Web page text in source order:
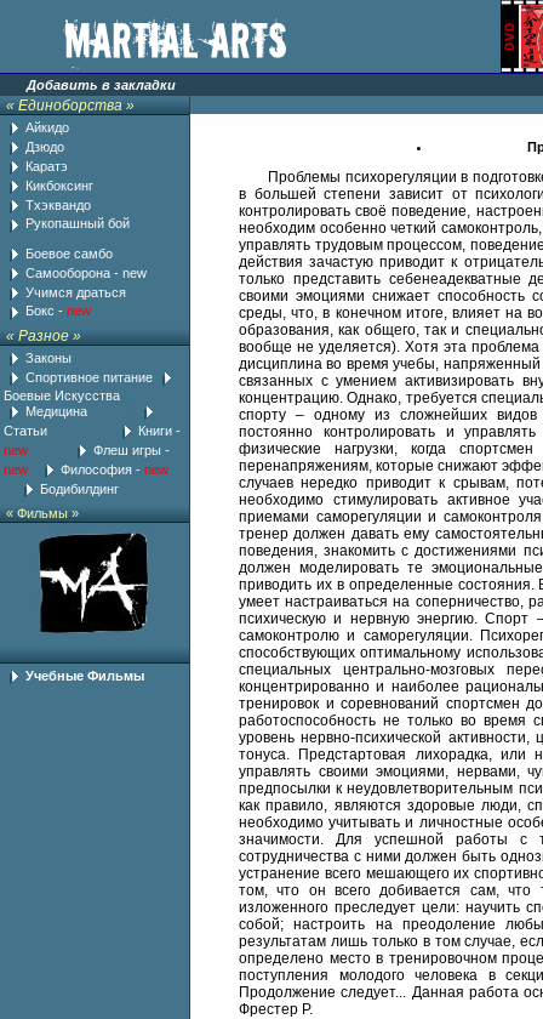
Добавить в закладки
«Единоборства»
Айкидо
Дзюдо
Каратэ
Кикбоксинг
Тхэквандо
Рукопашный бой
Боевое самбо
Самооборона - new
Учимся драться
Бокс - new
«Разное»
Законы
Спортивное питание
Боевые Искусства
Медицина
Статьи
Книги -
new
Флеш игры -
new
Философия - new
Бодибилдинг
« Фильмы »
Учебные Фильмы
Проблемы психорегуляции в
в большей степени зависит от
контролировать своё поведение,
необходим особенно четкий
управлять трудовым процессом,
действия зачастую приводит к
только представить себенеадекватные
своими эмоциями снижает способность
среды, что, в конечном итоге, влияет на
образования, как общего, так и
вообще не уделяется). Хотя эта
дисциплина во время учебы,
связанных с умением активизировать
концентрацию. Однако, требуется
спорту – одному из сложнейших видов
постоянно контролировать и
физические нагрузки, когда
перенапряжениям, которые снижают
случаев нередко приводит к срывам,
необходимо стимулировать активное
приемами саморегуляции и
тренер должен давать ему
поведения, знакомить с достижениями
должен моделировать те
приводить их в определенные состояния.
умеет настраиваться на соперничество,
психическую и нервную энергию. Спорт
самоконтролю и саморегуляции.
способствующих оптимальному
специальных центрально-мозговых
концентрированно и наиболее
тренировок и соревнований спортсмен
работоспособность не только во время
уровень нервно-психической
тонуса. Предстартовая лихорадка, или
управлять своими эмоциями, нервами,
предпосылки к неудовлетворительным
как правило, являются здоровые люди,
необходимо учитывать и личностные
значимости. Для успешной работы с
сотрудничества с ними должен быть
устранение всего мешающего их
том, что он всего добивается сам, что
изложенного преследует цели: научить
собой; настроить на преодоление
результатам лишь только в том случае,
определено место в тренировочном
поступления молодого человека в
Продолжение следует... Данная работа
Фрестер Р.